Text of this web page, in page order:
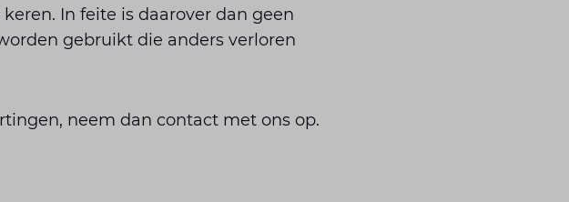
In feite is daarover dan geen
gebruikt die anders verloren
neem dan contact met ons op.